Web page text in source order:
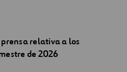
relativa a los
de 2026